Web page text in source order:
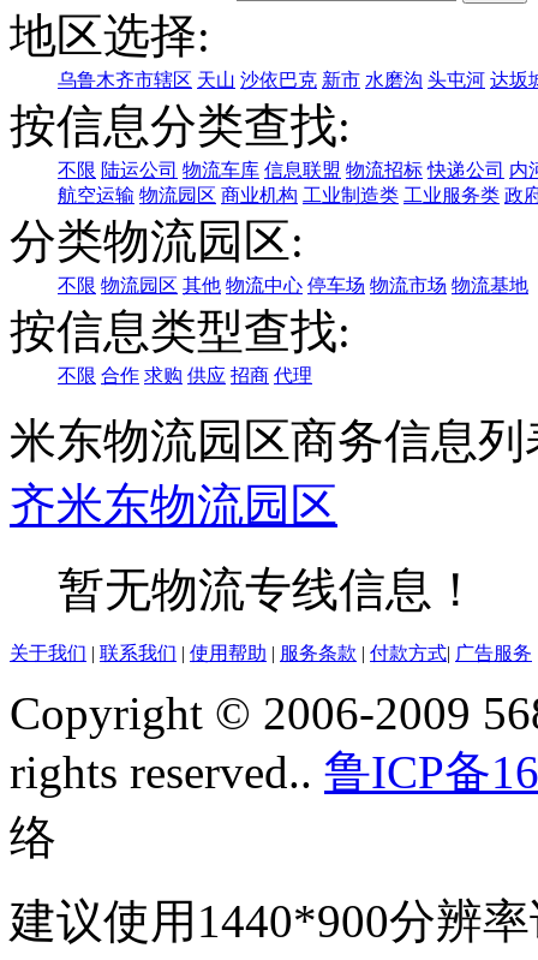
地区选择:
乌鲁木齐市辖区 天山 沙依巴克 新市 水磨沟 头屯河 达坂
按信息分类查找:
不限 陆运公司 物流车库 信息联盟 物流招标 快递公司 内
航空运输 物流园区 商业机构 工业制造类 工业服务类 政
分类物流园区:
不限 物流园区 其他 物流中心 停车场 物流市场 物流基地
按信息类型查找:
不限 合作 求购 供应 招商 代理
米东物流园区商务信息列
齐米东物流园区
暂无物流专线信息！
关于我们 | 联系我们 | 使用帮助 | 服务条款 | 付款方式| 广告服务
Copyright © 2006-2009
rights reserved.. 鲁ICP备
络
建议使用1440*900分辨